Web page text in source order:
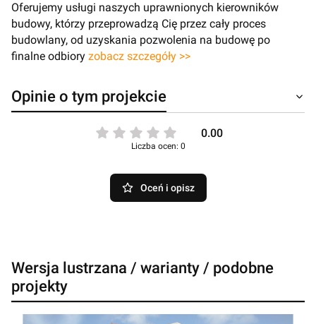
Oferujemy usługi naszych uprawnionych kierowników
budowy, którzy przeprowadzą Cię przez cały proces
budowlany, od uzyskania pozwolenia na budowę po
finalne odbiory zobacz szczegóły >>
Opinie o tym projekcie
0.00
Liczba ocen: 0
Oceń i opisz
Wersja lustrzana / warianty / podobne
projekty